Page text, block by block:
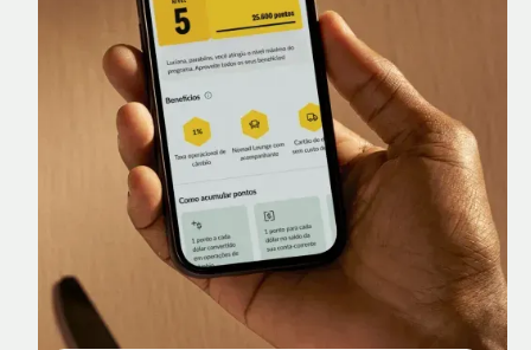
Sala VIP no Aeroporto de Guarulhos